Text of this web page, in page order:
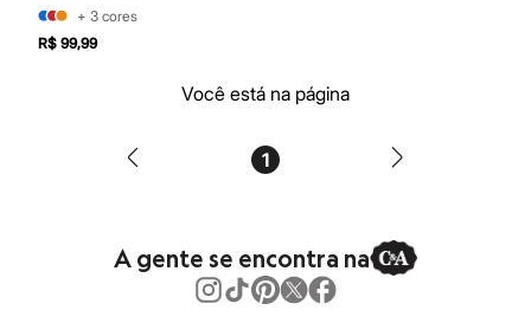
Bruna Tavares
Carolina Herrera
Fran by Franciny Ehlke
Real Techniques
+ 3 cores
R$ 99,99
Você está na página
1
A gente se encontra na